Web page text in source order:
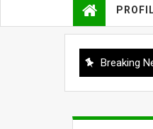
Breaking